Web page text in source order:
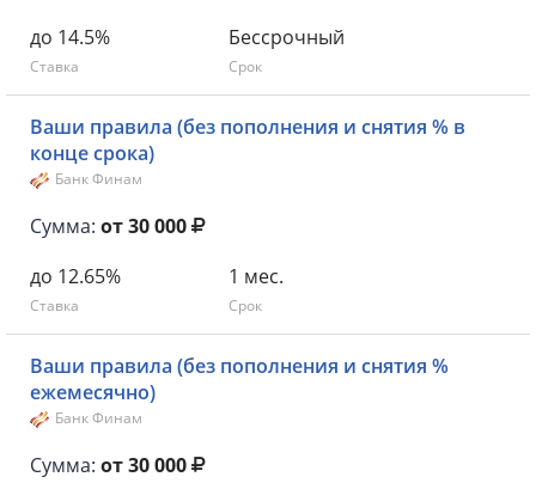
до 14.5%
Ставка
Бессрочный
Срок
Ваши правила (без пополнения и снятия % в
конце срока)
Банк Финам
Сумма: от 30 000
до 12.65%
Ставка
1 мес.
Срок
Ваши правила (без пополнения и снятия %
ежемесячно)
Банк Финам
Сумма: от 30 000